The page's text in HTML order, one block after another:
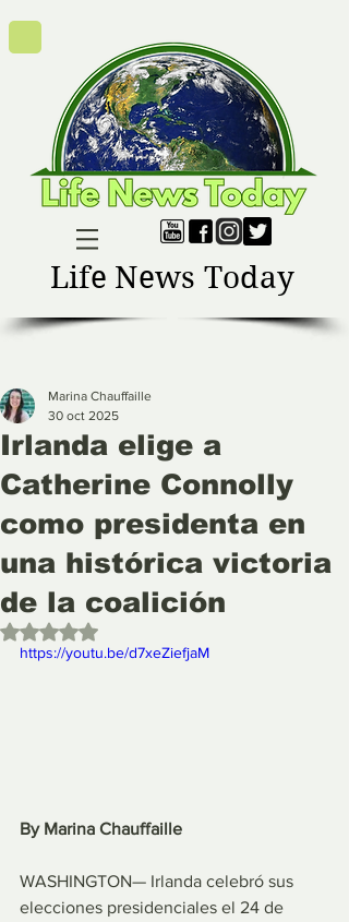
Life News Today
Irlanda elige a
Catherine Connolly
como presidenta en
una histórica victoria
de la coalición
Marina Chauffaille
30 oct 2025
Obtuvo NaN de 5 estrellas.
https://youtu.be/d7xeZiefjaM
By Marina Chauffaille
WASHINGTON— Irlanda celebró sus
elecciones presidenciales el 24 de